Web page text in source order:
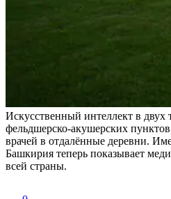
Искусственный интеллект в двух
фельдшерско-акушерских
врачей в отдалённые деревни.
Башкирия теперь показывает
всей страны.